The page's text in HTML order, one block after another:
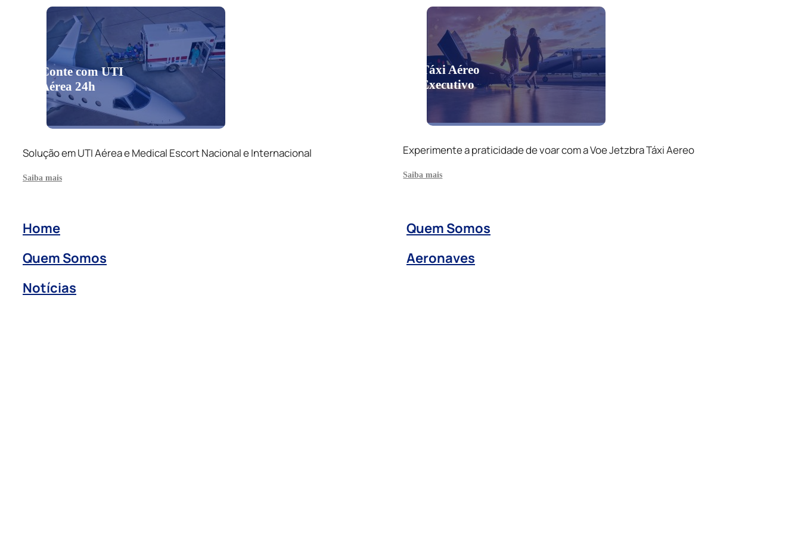
Conte com UTI
Aérea 24h
Solução em UTI Aérea e Medical Escort Nacional e Internacional
Saiba mais
Táxi Aéreo
Executivo
Experimente a praticidade de voar com a Voe Jetzbra Táxi Aereo
Saiba mais
Home
Quem Somos
Quem Somos
Aeronaves
Notícias